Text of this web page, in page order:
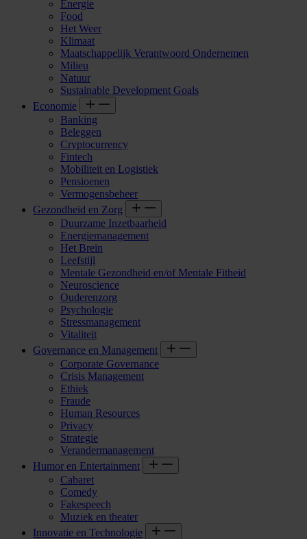
Energie
Food
Het Weer
Klimaat
Maatschappelijk Verantwoord Ondernemen
Milieu
Natuur
Sustainable Development Goals
Economie
Banking
Beleggen
Cryptocurrency
Fintech
Mobiliteit en Logistiek
Pensioenen
Vermogensbeheer
Gezondheid en Zorg
Duurzame Inzetbaarheid
Energiemanagement
Het Brein
Leefstijl
Mentale Gezondheid en/of Mentale Fitheid
Neuroscience
Ouderenzorg
Psychologie
Stressmanagement
Vitaliteit
Governance en Management
Corporate Governance
Crisis Management
Ethiek
Fraude
Human Resources
Privacy
Strategie
Verandermanagement
Humor en Entertainment
Cabaret
Comedy
Fakespeech
Muziek en theater
Innovatie en Technologie